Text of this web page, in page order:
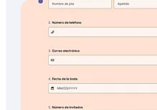
fácilmente al: